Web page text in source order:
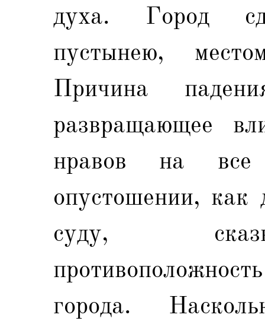
духа. Город
пустынею,
Причина
развращающее
нравов на
опустошении, как
суду,
города.